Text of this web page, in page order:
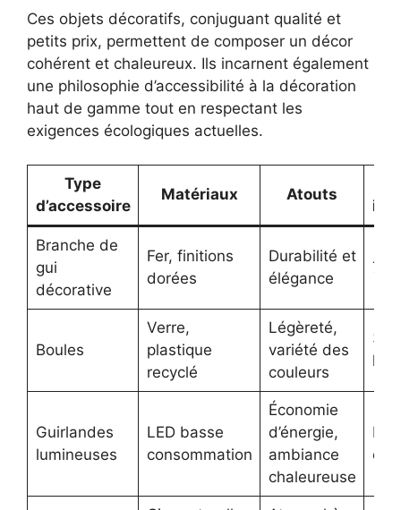
Ces objets décoratifs, conjuguant qualité et
petits prix, permettent de composer un décor
cohérent et chaleureux. Ils incarnent également
une philosophie d’accessibilité à la décoration
haut de gamme tout en respectant les
exigences écologiques actuelles.
Type
d’accessoire
Matériaux Atouts
Branche de
gui
décorative
Fer, finitions
dorées
Durabilité et
élégance
Boules
Verre,
plastique
recyclé
Légèreté,
variété des
couleurs
3 à
Guirlandes
lumineuses
LED basse
consommation
Économie
d’énergie,
ambiance
chaleureuse
et